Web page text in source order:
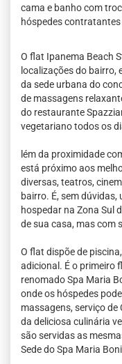
cama e banho com
hóspedes
O flat Ipanema Beach
localizações do bairro,
da sede urbana do
de massagens
do restaurante
vegetariano todos os
lém da proximidade
está próximo aos
diversas, teatros,
bairro. É, sem
hospedar na Zona Sul
de sua casa, mas com
O flat dispõe de
adicional. É o primeiro
renomado Spa Maria
onde os hóspedes
massagens, serviço
da deliciosa culinária
são servidas as
Sede do Spa Maria